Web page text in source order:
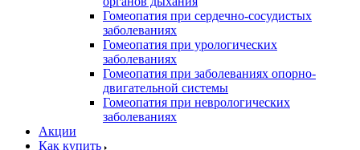
Гомеопатия при сердечно-сосудистых
заболеваниях
Гомеопатия при урологических
заболеваниях
Гомеопатия при заболеваниях опорно-
двигательной системы
Гомеопатия при неврологических
заболеваниях
Акции
Как купить